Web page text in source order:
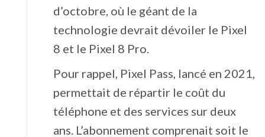
d’octobre, où le géant de la
technologie devrait dévoiler le Pixel
8 et le Pixel 8 Pro.
Pour rappel, Pixel Pass, lancé en 2021,
permettait de répartir le coût du
téléphone et des services sur deux
ans. L’abonnement comprenait soit le